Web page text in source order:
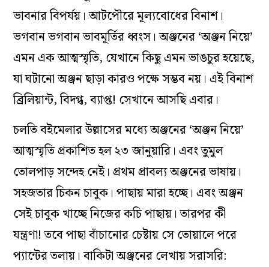
ভাবনার বিপর্যয়। আটপৌরে মূল্যবোধের বিনাশ।
ভগবান ভগবান ভাবমূর্তির ধ্বংস। অঞ্জনের ‘অঞ্জন নিয়ে’
এমন এক আত্মস্মৃতি, যেখানে কিছু এমন ভাঙচুর হয়েছে,
যা ঘটানো অঞ্জন ছাড়া কারও পক্ষে সম্ভব নয়। এই বিনাশ
ব্রিলিয়ান্ট, বিদগ্ধ, ব্যাপ্ত! সেখানে আসছি এবার।
চলতি বইমেলার উল্লাসের মধ্যে অঞ্জনের ‘অঞ্জন নিয়ে’
আত্মস্মৃতি প্রকাশিত হল ২৩ জানুয়ারি। এবং তুমুল
তোলপাড় সন্দেহ নেই। প্রথম প্রাবল্য অঞ্জনের ভাষায়।
সহজতার চিকন চাবুক। পাছায় মারা হচ্ছে। এবং অঞ্জন
সেই চাবুক খাচ্ছে নিজের কচি পাছায়। তারপর কী
যন্ত্রণা! তবে পাছা বাঁচানোর চেষ্টায় সে তোয়ালে পরে
প্যান্টের তলায়। বাকিটা অঞ্জনের লেখায় সরাসরি: